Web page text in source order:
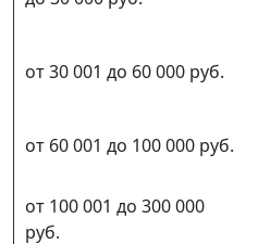
от 30 001 до 60 000 руб.
от 60 001 до 100 000 руб.
от 100 001 до 300 000
руб.